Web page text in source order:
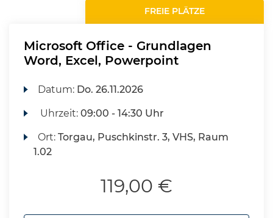
FREIE PLÄTZE
Microsoft Office - Grundlagen
Word, Excel, Powerpoint
Datum: Do. 26.11.2026
Uhrzeit:09:00 - 14:30 Uhr
Ort:Torgau, Puschkinstr. 3, VHS, Raum
1.02
119,00 €